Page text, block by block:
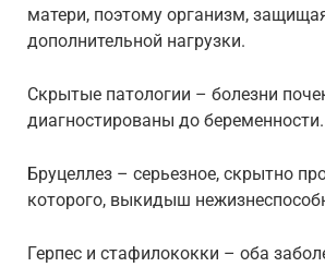
матери, поэтому организм,
дополнительной нагрузки.
Скрытые патологии – болезни
диагностированы до беременности.
Бруцеллез – серьезное, скрытно
которого, выкидыш
Герпес и стафилококки – оба